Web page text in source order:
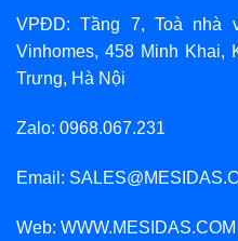
VPĐD: Tầng 7, Toà nhà
Vinhomes, 458 Minh Khai,
Trưng, Hà Nội
Zalo: 0968.067.231
Email:
Web: WWW.MESIDAS.COM